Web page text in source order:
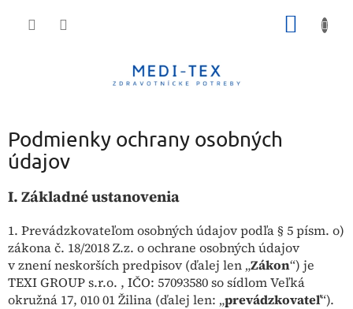
Podmienky ochrany osobných
údajov
I. Základné ustanovenia
1. Prevádzkovateľom osobných údajov podľa § 5 písm. o)
zákona č. 18/2018 Z.z. o ochrane osobných údajov
v znení neskorších predpisov (ďalej len „Zákon“) je
TEXI GROUP s.r.o. , IČO: 57093580 so sídlom Veľká
okružná 17, 010 01 Žilina (ďalej len: „prevádzkovateľ“).